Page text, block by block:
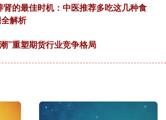
肾的最佳时机：中医推荐多吃这几种食
解析
”重塑期货行业竞争格局